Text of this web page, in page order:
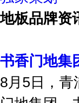
独家策划
地板品牌资
书香门地集
8月5日，